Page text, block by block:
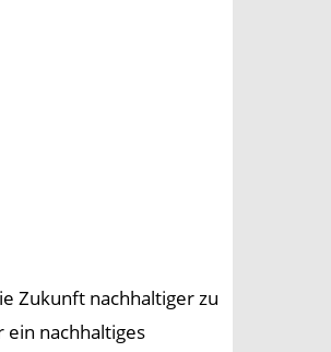
Zukunft nachhaltiger zu
ein nachhaltiges